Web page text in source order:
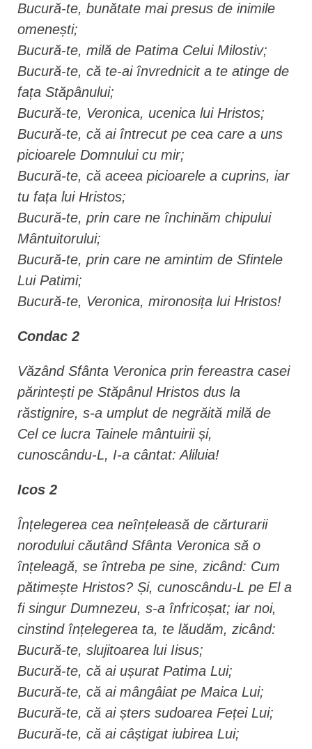
Bucură-te, bunătate mai presus de inimile
omenești;
Bucură-te, milă de Patima Celui Milostiv;
Bucură-te, că te-ai învrednicit a te atinge de
fața Stăpânului;
Bucură-te, Veronica, ucenica lui Hristos;
Bucură-te, că ai întrecut pe cea care a uns
picioarele Domnului cu mir;
Bucură-te, că aceea picioarele a cuprins, iar
tu fața lui Hristos;
Bucură-te, prin care ne închinăm chipului
Mântuitorului;
Bucură-te, prin care ne amintim de Sfintele
Lui Patimi;
Bucură-te, Veronica, mironosița lui Hristos!
Condac 2
Văzând Sfânta Veronica prin fereastra casei
părintești pe Stăpânul Hristos dus la
răstignire, s-a umplut de negrăită milă de
Cel ce lucra Tainele mântuirii și,
cunoscându-L, I-a cântat: Aliluia!
Icos 2
Înțelegerea cea neînțeleasă de cărturarii
norodului căutând Sfânta Veronica să o
înțeleagă, se întreba pe sine, zicând: Cum
pătimește Hristos? Și, cunoscându-L pe El a
fi singur Dumnezeu, s-a înfricoșat; iar noi,
cinstind înțelegerea ta, te lăudăm, zicând:
Bucură-te, slujitoarea lui Iisus;
Bucură-te, că ai ușurat Patima Lui;
Bucură-te, că ai mângâiat pe Maica Lui;
Bucură-te, că ai șters sudoarea Feței Lui;
Bucură-te, că ai câștigat iubirea Lui;